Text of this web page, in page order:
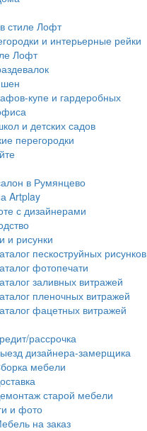
стиле Лофт
и интерьерные рейки
Лофт
купе и гардеробных
и детских садов
перегородки
в Румянцево
Artplay
с дизайнерами
и рисунки
пескоструйных рисунков
фотопечати
заливных витражей
пленочных витражей
фацетных витражей
рассрочка
дизайнера-замерщика
мебели
старой мебели
и фото
на заказ